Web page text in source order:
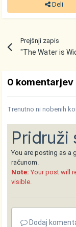
Deli
Prejšnji zapis
"The Water is
0 komentarjev
Trenutno ni nobenih
Pridruži
You are posting as a
računom.
Note: Your post will
visible.
Dodaj